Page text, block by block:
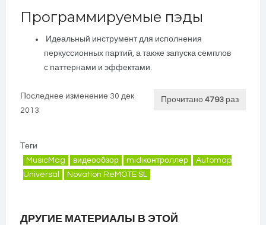
Программируемые пэды
Идеальный инструмент для исполнения
перкуссионных партий, а также запуска семплов
с паттернами и эффектами.
Прочитано 4793 раз
Последнее изменение 30 дек
2013
Теги
MusicMag
видеообзор midiконтроллер
Automap
Universal
Novation ReMOTE SL
ДРУГИЕ МАТЕРИАЛЫ В ЭТОЙ